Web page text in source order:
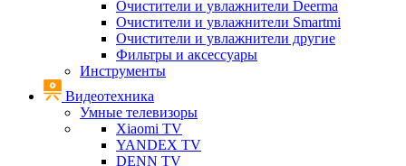
Очистители и увлажнители Deerma
Очистители и увлажнители Smartmi
Очистители и увлажнители другие
Фильтры и аксессуары
Инструменты
Видеотехника
Умные телевизоры
Xiaomi TV
YANDEX TV
DENN TV